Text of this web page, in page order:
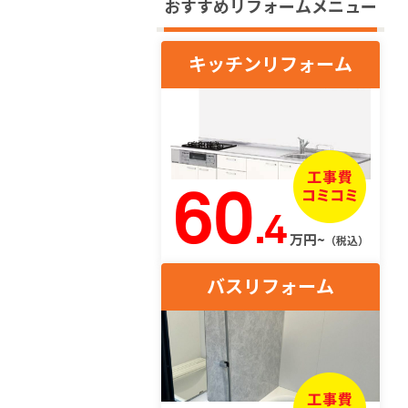
おすすめリフォームメニュー
キッチンリフォーム
60.4万円~ （税込）
バスリフォーム